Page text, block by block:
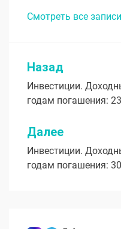
Смотреть все
Навигация
по
записям
Назад
Инвестиции.
годам погашения:
Далее
Инвестиции.
годам погашения: